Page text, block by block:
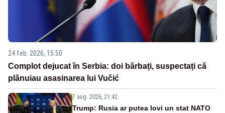
24 feb. 2026, 15:50
Complot dejucat în Serbia: doi bărbați, suspectați că
plănuiau asasinarea lui Vučić
7 aug. 2026, 21:42
Trump: Rusia ar putea lovi un stat NATO